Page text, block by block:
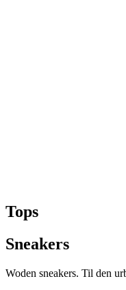
Tops
Sneakers
Woden ­sneakers. Til den